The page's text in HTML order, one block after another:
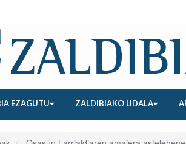
EZAGUTU ZALDIBIAKO UDALA